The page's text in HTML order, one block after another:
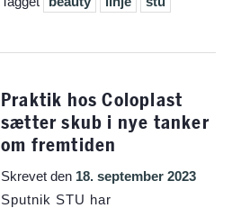
Praktik hos Coloplast
sætter skub i nye tanker
om fremtiden
Skrevet den 18. september 2023
Sputnik STU har